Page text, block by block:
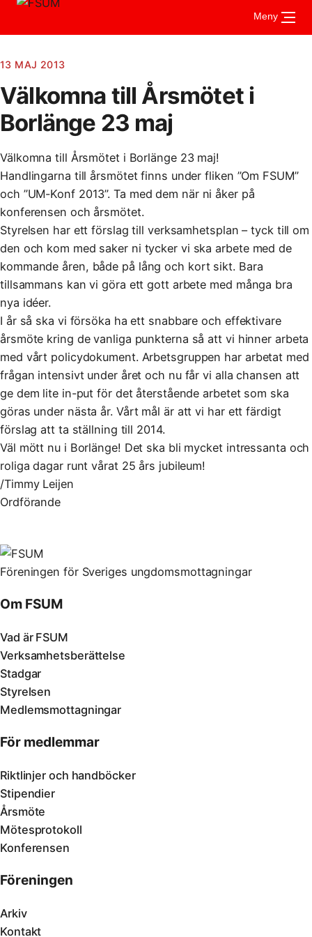
Meny
13 MAJ 2013
Välkomna till Årsmötet i
Borlänge 23 maj
Välkomna till Årsmötet i Borlänge 23 maj!
Handlingarna till årsmötet finns under fliken ”Om FSUM”
och ”UM-Konf 2013”. Ta med dem när ni åker på
konferensen och årsmötet.
Styrelsen har ett förslag till verksamhetsplan – tyck till om
den och kom med saker ni tycker vi ska arbete med de
kommande åren, både på lång och kort sikt. Bara
tillsammans kan vi göra ett gott arbete med många bra
nya idéer.
I år så ska vi försöka ha ett snabbare och effektivare
årsmöte kring de vanliga punkterna så att vi hinner arbeta
med vårt policydokument. Arbetsgruppen har arbetat med
frågan intensivt under året och nu får vi alla chansen att
ge dem lite in-put för det återstående arbetet som ska
göras under nästa år. Vårt mål är att vi har ett färdigt
förslag att ta ställning till 2014.
Väl mött nu i Borlänge! Det ska bli mycket intressanta och
roliga dagar runt vårat 25 års jubileum!
/Timmy Leijen
Ordförande
Föreningen för Sveriges ungdomsmottagningar
Om FSUM
Vad är FSUM
Verksamhetsberättelse
Stadgar
Styrelsen
Medlemsmottagningar
För medlemmar
Riktlinjer och handböcker
Stipendier
Årsmöte
Mötesprotokoll
Konferensen
Föreningen
Arkiv
Kontakt
Om FSUM
Vad är FSUM
Styrelsen
Stadgar
Verksamhetsberättelse
Medlemsmottagningar
Aktuellt
För medlemmar
Riktlinjer och handböcker
Stipendier
Årsmöte
Mötesprotokoll
Konferensen
Kontakt
UMSAM
Vad är UMSAM?
Mötesanteckningar